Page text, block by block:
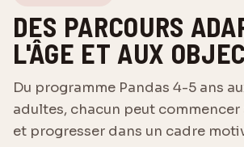
DES PARCOURS
L'ÂGE ET AUX
Du programme Pandas 4-5 ans
adultes, chacun peut commencer
et progresser dans un cadre